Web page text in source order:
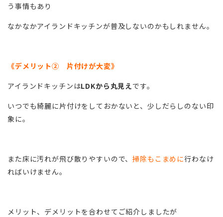
う事情もあり
なかなかアイランドキッチンが普及しないのかもしれません。
《デメリット② 片付けが大変》
アイランドキッチンはLDKから丸見えです。
いつでも綺麗に片付けをしておかないと、少しだらしのない印
象に。
また床に汚れが飛び散りやすいので、掃除もこまめに行わなけ
ればいけません。
メリット、デメリットを合わせてご紹介しましたが